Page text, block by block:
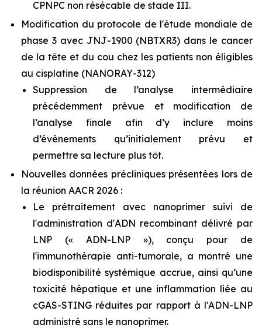
CPNPC non résécable de stade III.
Modification du protocole de l'étude mondiale de
phase 3 avec JNJ-1900 (NBTXR3) dans le cancer
de la tête et du cou chez les patients non éligibles
au cisplatine (NANORAY-312)
Suppression de l’analyse intermédiaire
précédemment prévue et modification de
l’analyse finale afin d’y inclure moins
d’évènements qu’initialement prévu et
permettre sa lecture plus tôt.
Nouvelles données précliniques présentées lors de
la réunion AACR 2026 :
Le prétraitement avec nanoprimer suivi de
l'administration d'ADN recombinant délivré par
LNP (« ADN-LNP »), conçu pour de
l'immunothérapie anti-tumorale, a montré une
biodisponibilité systémique accrue, ainsi qu’une
toxicité hépatique et une inflammation liée au
cGAS-STING réduites par rapport à l'ADN-LNP
administré sans le nanoprimer.